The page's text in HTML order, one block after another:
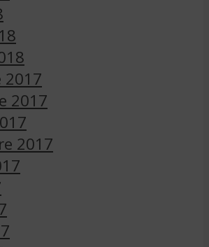
2017
2017
2017